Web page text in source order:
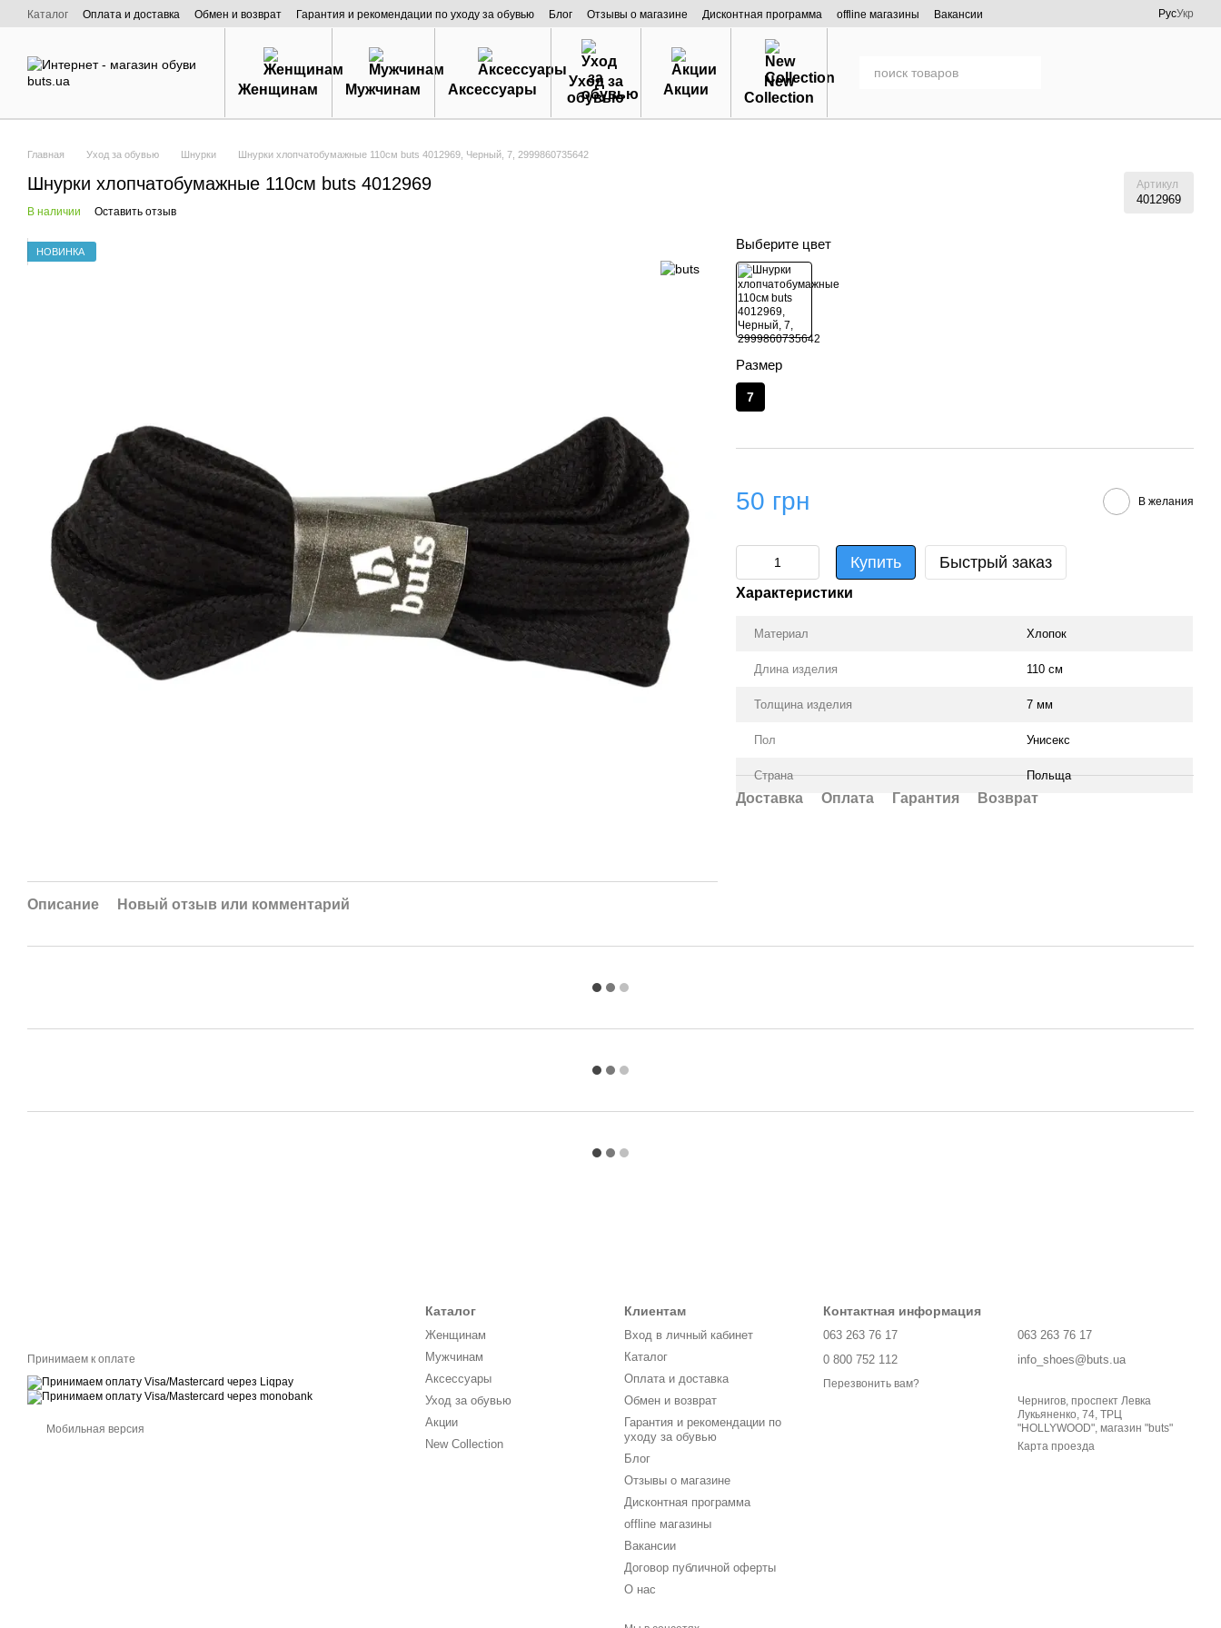
Перейти к основному контенту
Каталог Оплата и доставка Обмен и возврат Гарантия и рекомендации по уходу за обувью Блог Отзывы о магазине Дисконтная программа offline магазины
Вакансии
О нас
РусУкр
Женщинам Мужчинам Аксессуары
Уход за
обувью
Акции
New
Collection
Главная Уход за обувью Шнурки Шнурки хлопчатобумажные 110см buts 4012969, Черный, 7, 2999860735642
Шнурки хлопчатобумажные 110см buts 4012969 Артикул
4012969
В наличии Оставить отзыв
НОВИНКА
Описание Новый отзыв или комментарий
Выберите цвет
Размер
7
50 грн В желания
Купить Быстрый заказ
Характеристики
Материал Хлопок
Длина изделия 110 см
Толщина изделия 7 мм
Пол Унисекс
Страна Польща
Доставка Оплата Гарантия Возврат
Принимаем к оплате
Мобильная версия
Каталог
Женщинам
Мужчинам
Аксессуары
Уход за обувью
Акции
New Collection
Клиентам
Вход в личный кабинет
Каталог
Оплата и доставка
Обмен и возврат
Гарантия и рекомендации по
уходу за обувью
Блог
Отзывы о магазине
Дисконтная программа
offline магазины
Вакансии
Договор публичной оферты
О нас
Контактная информация
063 263 76 17
0 800 752 112
Перезвонить вам?
063 263 76 17
info_shoes@buts.ua
Чернигов, проспект Левка
Лукьяненко, 74, ТРЦ
"HOLLYWOOD", магазин "buts"
Карта проезда